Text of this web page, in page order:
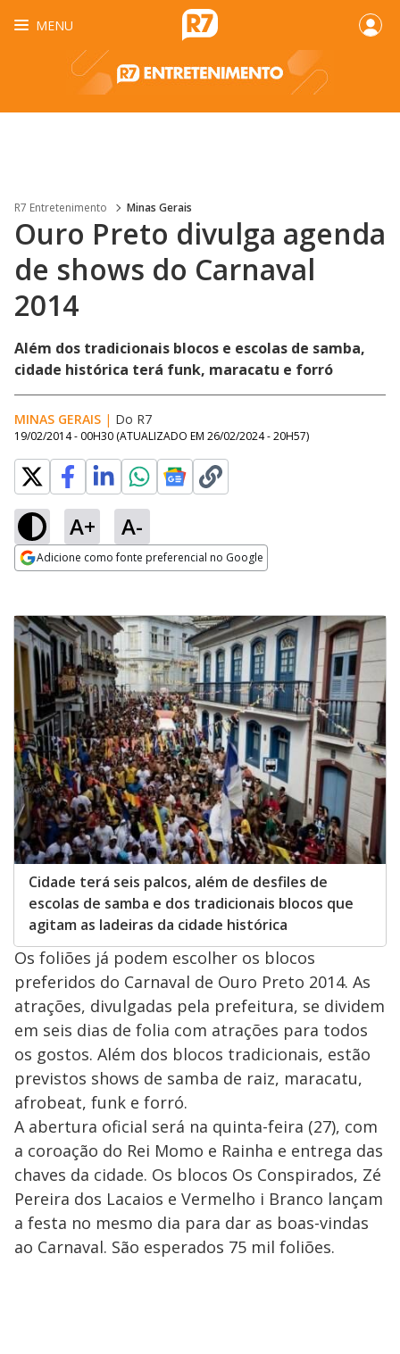
MENU
R7 Entretenimento Minas Gerais
Ouro Preto divulga agenda
de shows do Carnaval
2014
Além dos tradicionais blocos e escolas de samba,
cidade histórica terá funk, maracatu e forró
MINAS GERAIS | Do R7
19/02/2014 - 00H30 (ATUALIZADO EM 26/02/2024 - 20H57)
A+ A-
Adicione como fonte preferencial no Google
Cidade terá seis palcos, além de desfiles de
escolas de samba e dos tradicionais blocos que
agitam as ladeiras da cidade histórica
Os foliões já podem escolher os blocos
preferidos do Carnaval de Ouro Preto 2014. As
atrações, divulgadas pela prefeitura, se dividem
em seis dias de folia com atrações para todos
os gostos. Além dos blocos tradicionais, estão
previstos shows de samba de raiz, maracatu,
afrobeat, funk e forró.
A abertura oficial será na quinta-feira (27), com
a coroação do Rei Momo e Rainha e entrega das
chaves da cidade. Os blocos Os Conspirados, Zé
Pereira dos Lacaios e Vermelho i Branco lançam
a festa no mesmo dia para dar as boas-vindas
ao Carnaval. São esperados 75 mil foliões.